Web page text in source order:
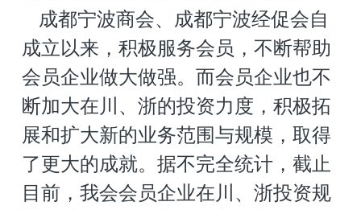
成立以来，积极服务会员，不断帮助
会员企业做大做强。而会员企业也不
断加大在川、浙的投资力度，积极拓
展和扩大新的业务范围与规模，取得
了更大的成就。据不完全统计，截止
目前，我会会员企业在川、浙投资规